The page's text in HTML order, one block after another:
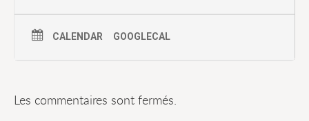
CALENDAR GOOGLECAL
Les commentaires sont fermés.